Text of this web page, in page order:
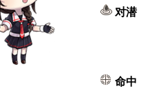
对潜
命中